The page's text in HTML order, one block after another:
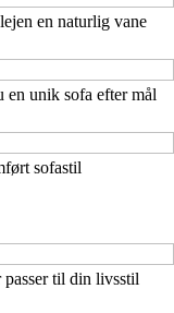
en naturlig vane
en unik sofa efter mål
sofastil
til din livsstil